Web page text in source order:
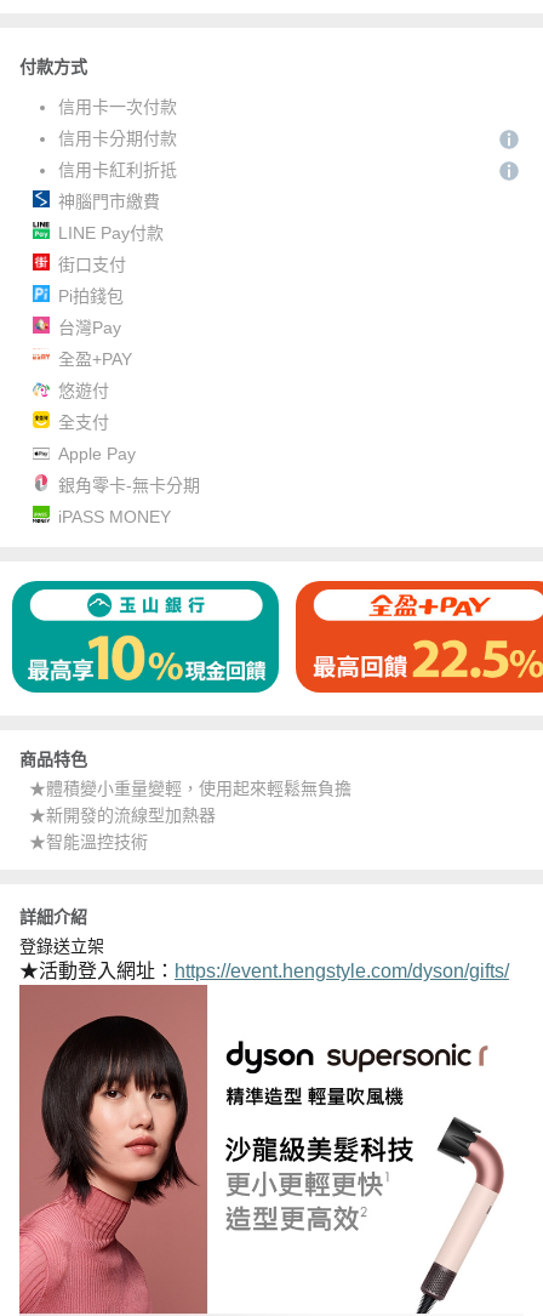
付款方式
信用卡一次付款
信用卡分期付款
信用卡紅利折抵
神腦門市繳費
LINE Pay付款
街口支付
Pi拍錢包
台灣Pay
全盈+PAY
悠遊付
全支付
Apple Pay
銀角零卡-無卡分期
iPASS MONEY
商品特色
★體積變小重量變輕，使用起來輕鬆無負擔
★新開發的流線型加熱器
★智能溫控技術
詳細介紹
登錄送立架
★活動登入網址： https://event.hengstyle.com/dyson/gifts/